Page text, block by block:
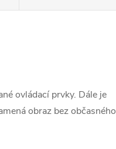
ovládací prvky. Dále je
obraz bez občasného